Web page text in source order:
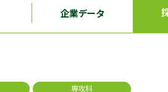
企業データ
専攻科